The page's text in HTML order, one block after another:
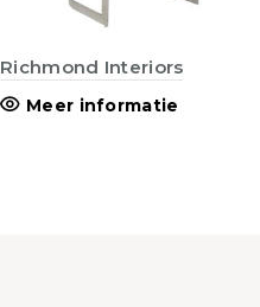
Richmond Interiors
Meer informatie